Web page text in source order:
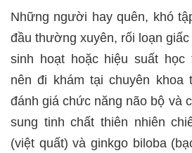
Những người hay quên, khó
đầu thường xuyên, rối loạn
sinh hoạt hoặc hiệu suất học
nên đi khám tại chuyên khoa
đánh giá chức năng não bộ và
sung tinh chất thiên nhiên
(việt quất) và ginkgo biloba